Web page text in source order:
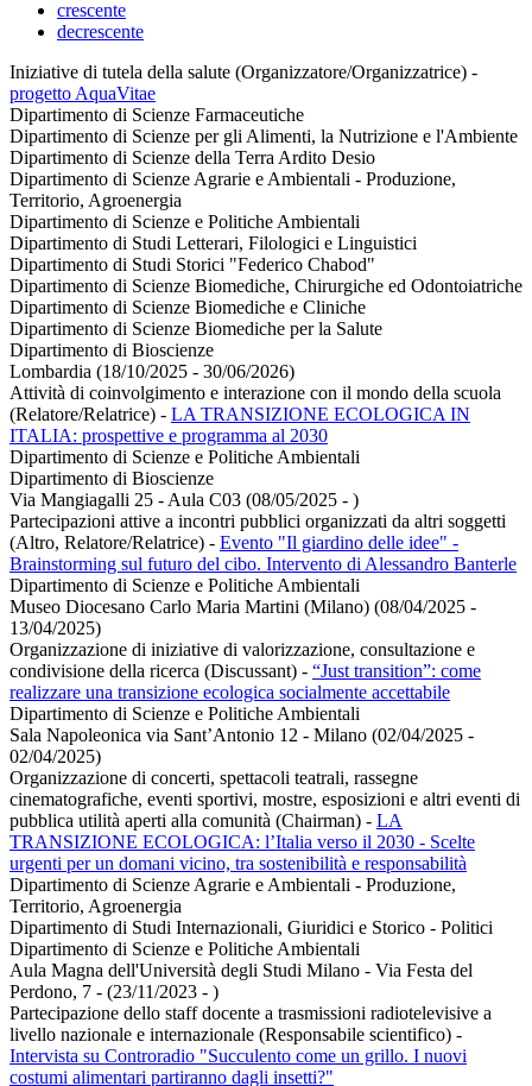
crescente
decrescente
Iniziative di tutela della salute (Organizzatore/Organizzatrice) -
progetto AquaVitae
Dipartimento di Scienze Farmaceutiche
Dipartimento di Scienze per gli Alimenti, la Nutrizione e l'Ambiente
Dipartimento di Scienze della Terra Ardito Desio
Dipartimento di Scienze Agrarie e Ambientali - Produzione,
Territorio, Agroenergia
Dipartimento di Scienze e Politiche Ambientali
Dipartimento di Studi Letterari, Filologici e Linguistici
Dipartimento di Studi Storici "Federico Chabod"
Dipartimento di Scienze Biomediche, Chirurgiche ed Odontoiatriche
Dipartimento di Scienze Biomediche e Cliniche
Dipartimento di Scienze Biomediche per la Salute
Dipartimento di Bioscienze
Lombardia (18/10/2025 - 30/06/2026)
Attività di coinvolgimento e interazione con il mondo della scuola
(Relatore/Relatrice) - LA TRANSIZIONE ECOLOGICA IN
ITALIA: prospettive e programma al 2030
Dipartimento di Scienze e Politiche Ambientali
Dipartimento di Bioscienze
Via Mangiagalli 25 - Aula C03 (08/05/2025 - )
Partecipazioni attive a incontri pubblici organizzati da altri soggetti
(Altro, Relatore/Relatrice) - Evento "Il giardino delle idee" -
Brainstorming sul futuro del cibo. Intervento di Alessandro Banterle
Dipartimento di Scienze e Politiche Ambientali
Museo Diocesano Carlo Maria Martini (Milano) (08/04/2025 -
13/04/2025)
Organizzazione di iniziative di valorizzazione, consultazione e
condivisione della ricerca (Discussant) - “Just transition”: come
realizzare una transizione ecologica socialmente accettabile
Dipartimento di Scienze e Politiche Ambientali
Sala Napoleonica via Sant’Antonio 12 - Milano (02/04/2025 -
02/04/2025)
Organizzazione di concerti, spettacoli teatrali, rassegne
cinematografiche, eventi sportivi, mostre, esposizioni e altri eventi di
pubblica utilità aperti alla comunità (Chairman) - LA
TRANSIZIONE ECOLOGICA: l’Italia verso il 2030 - Scelte
urgenti per un domani vicino, tra sostenibilità e responsabilità
Dipartimento di Scienze Agrarie e Ambientali - Produzione,
Territorio, Agroenergia
Dipartimento di Studi Internazionali, Giuridici e Storico - Politici
Dipartimento di Scienze e Politiche Ambientali
Aula Magna dell'Università degli Studi Milano - Via Festa del
Perdono, 7 - (23/11/2023 - )
Partecipazione dello staff docente a trasmissioni radiotelevisive a
livello nazionale e internazionale (Responsabile scientifico) -
Intervista su Controradio "Succulento come un grillo. I nuovi
costumi alimentari partiranno dagli insetti?"